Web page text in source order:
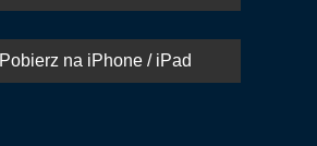
Pobierz na iPhone / iPad